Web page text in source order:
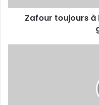
Zafour toujours